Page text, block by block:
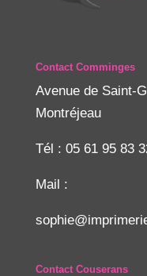
Contact Comminges
Avenue de Saint-
Montréjeau
Tél : 05 61 95 83
Mail :
Contact Couserans